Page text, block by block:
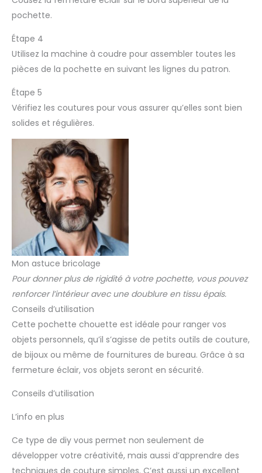
pochette.
Étape 4
Utilisez la machine à coudre pour assembler toutes les
pièces de la pochette en suivant les lignes du patron.
Étape 5
Vérifiez les coutures pour vous assurer qu’elles sont bien
solides et régulières.
Mon astuce bricolage
Pour donner plus de rigidité à votre pochette, vous pouvez
renforcer l’intérieur avec une doublure en tissu épais.
Conseils d’utilisation
Cette pochette chouette est idéale pour ranger vos
objets personnels, qu’il s’agisse de petits outils de couture,
de bijoux ou même de fournitures de bureau. Grâce à sa
fermeture éclair, vos objets seront en sécurité.
Conseils d’utilisation
L’info en plus
Ce type de diy vous permet non seulement de
développer votre créativité, mais aussi d’apprendre des